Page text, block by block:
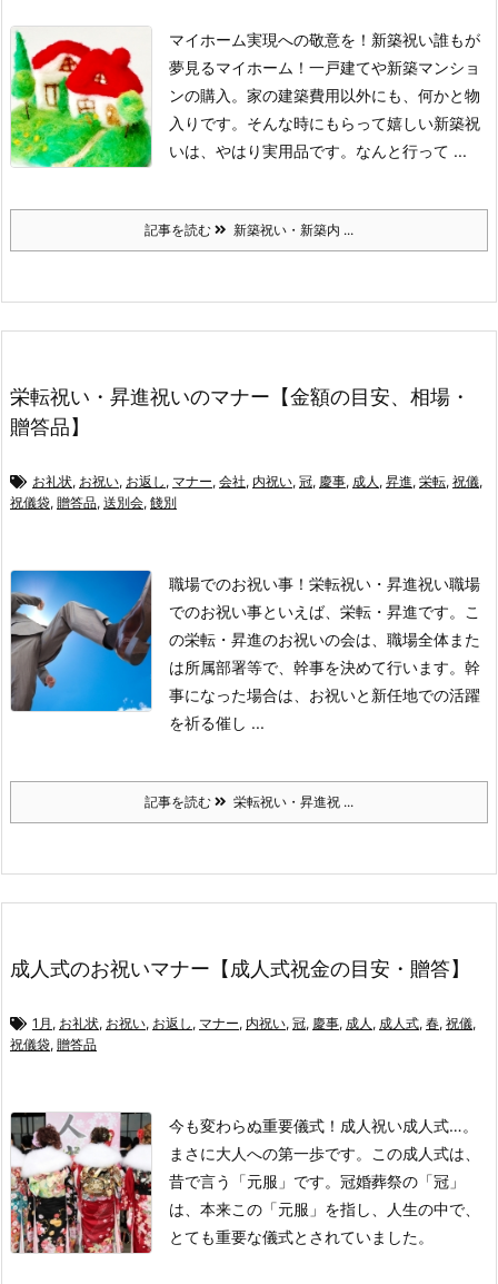
マイホーム実現への敬意を！新築祝い誰もが
夢見るマイホーム！一戸建てや新築マンショ
ンの購入。 家の建築費用以外にも、何かと物
入りです。 そんな時にもらって嬉しい新築祝
いは、やはり実用品です。 なんと行って ...
記事を読む 新築祝い・新築内 ...
栄転祝い・昇進祝いのマナー【金額の目安、相場・
贈答品】
お礼状, お祝い, お返し , マナー, 会社, 内祝い, 冠, 慶事, 成人 , 昇進, 栄転, 祝儀,
祝儀袋, 贈答品, 送別会, 餞別
職場でのお祝い事！栄転祝い・昇進祝い職場
でのお祝い事といえば、栄転・昇進です。
こ
の栄転・昇進のお祝いの会は、職場全体また
は所属部署等で、幹事を決めて行います。 幹
事になった場合は、お祝いと新任地での活躍
を祈る催し ...
記事を読む 栄転祝い・昇進祝 ...
成人式のお祝いマナー【成人式祝金の目安・贈答】
1月 , お礼状, お祝い, お返し , マナー, 内祝い, 冠, 慶事, 成人 , 成人式, 春, 祝儀,
祝儀袋, 贈答品
今も変わらぬ重要儀式！成人祝い成人式…。
まさに大人への第一歩です。
この成人式は、
昔で言う「元服」です。 冠婚葬祭の「冠」
は、本来この「元服」を指し、人生の中で、
とても重要な儀式とされていました。